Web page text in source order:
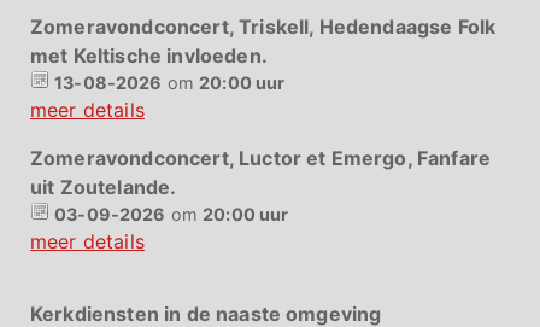
Zomeravondconcert, Triskell, Hedendaagse Folk
met Keltische invloeden.
13-08-2026 om 20:00 uur
meer details
Zomeravondconcert, Luctor et Emergo, Fanfare
uit Zoutelande.
03-09-2026 om 20:00 uur
meer details
Kerkdiensten in de naaste omgeving